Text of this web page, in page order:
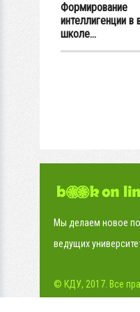
Формирование
интеллигенции
школе...
Мы делаем новое
ведущих
© КДУ, 2017. Все